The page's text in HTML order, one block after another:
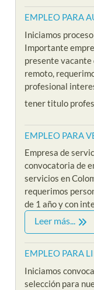
EMPLEO PARA
Iniciamos
Importante
presente
remoto,
profesional
tener titulo
EMPLEO PARA
Empresa de
convocatoria de
servicios en
requerimos
de 1 año y con
Leer más...
EMPLEO PARA
Iniciamos
selección para